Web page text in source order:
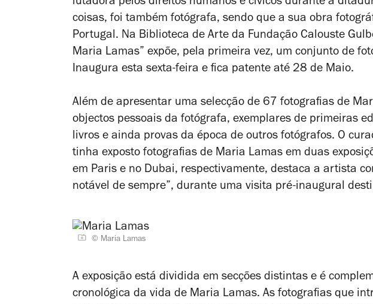
coisas, foi também fotógrafa, sendo que a sua obra
Portugal. Na Biblioteca de Arte da Fundação Calouste
Maria Lamas” expõe, pela primeira vez, um conjunto de
Inaugura esta sexta-feira e fica patente até 28 de Maio.
Além de apresentar uma selecção de 67 fotografias de
objectos pessoais da fotógrafa, exemplares de primeiras
livros e ainda provas da época de outros fotógrafos. O
tinha exposto fotografias de Maria Lamas em duas
em Paris e no Dubai, respectivamente, destaca a artista
notável de sempre”, durante uma visita pré-inaugural
© Maria Lamas
A exposição está dividida em secções distintas e é
cronológica da vida de Maria Lamas. As fotografias que